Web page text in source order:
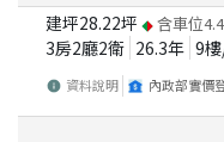
建坪28.22坪 含車位
3房2廳2衛 26.3年 9
資料說明 內政部實價